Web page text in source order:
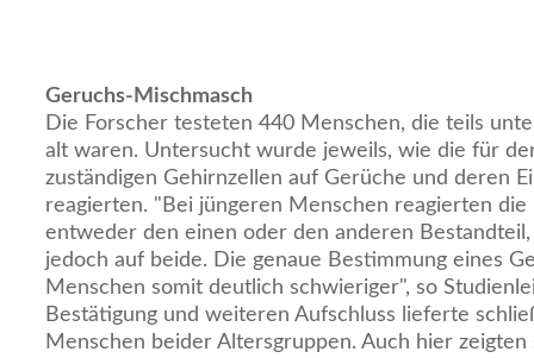
Geruchs-Mischmasch
Die Forscher testeten 440 Menschen, die teils
alt waren. Untersucht wurde jeweils, wie die für
zuständigen Gehirnzellen auf Gerüche und deren
reagierten. "Bei jüngeren Menschen reagierten
entweder den einen oder den anderen
jedoch auf beide. Die genaue Bestimmung eines
Menschen somit deutlich schwieriger", so
Bestätigung und weiteren Aufschluss lieferte
Menschen beider Altersgruppen. Auch hier